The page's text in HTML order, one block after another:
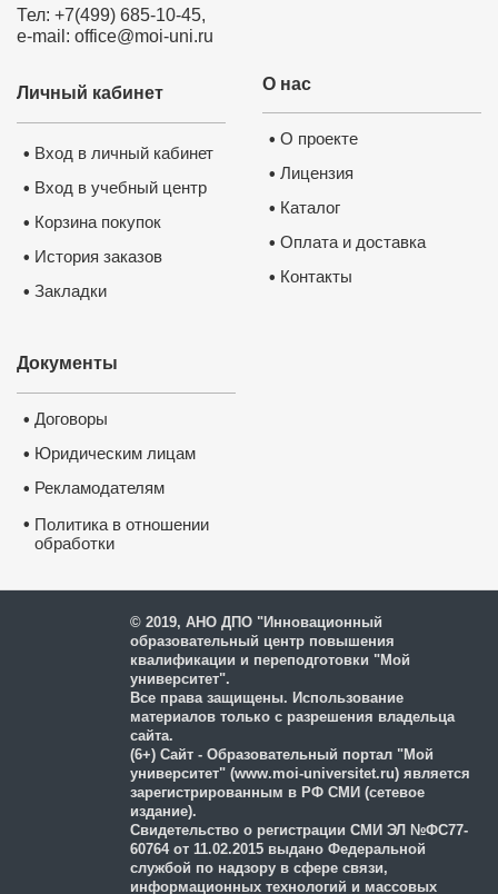
Тел: +7(499) 685-10-45,
e-mail: office@moi-uni.ru
О нас
• О проекте
• Лицензия
• Каталог
• Оплата и доставка
• Контакты
Личный кабинет
• Вход в личный кабинет
• Вход в учебный центр
• Корзина покупок
• История заказов
• Закладки
Документы
• Договоры
• Юридическим лицам
• Рекламодателям
• Политика в отношении
обработки
© 2019, АНО ДПО "Инновационный
образовательный центр повышения
квалификации и переподготовки "Мой
университет".
Все права защищены. Использование
материалов только с разрешения владельца
сайта.
(6+) Сайт - Образовательный портал "Мой
университет" (www.moi-universitet.ru) является
зарегистрированным в РФ СМИ (сетевое
издание).
Свидетельство о регистрации СМИ ЭЛ №ФС77-
60764 от 11.02.2015 выдано Федеральной
службой по надзору в сфере связи,
информационных технологий и массовых